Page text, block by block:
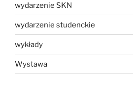
wydarzenie SKN
wydarzenie studenckie
wykłady
Wystawa